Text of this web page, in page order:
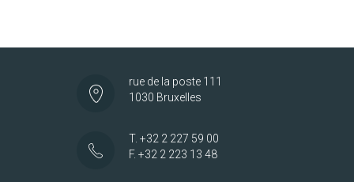
rue de la poste 111
1030 Bruxelles
T. +32 2 227 59 00
F. +32 2 223 13 48